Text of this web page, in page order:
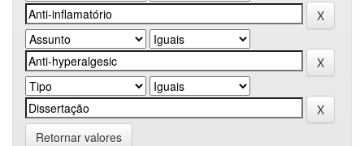
Retornar valores